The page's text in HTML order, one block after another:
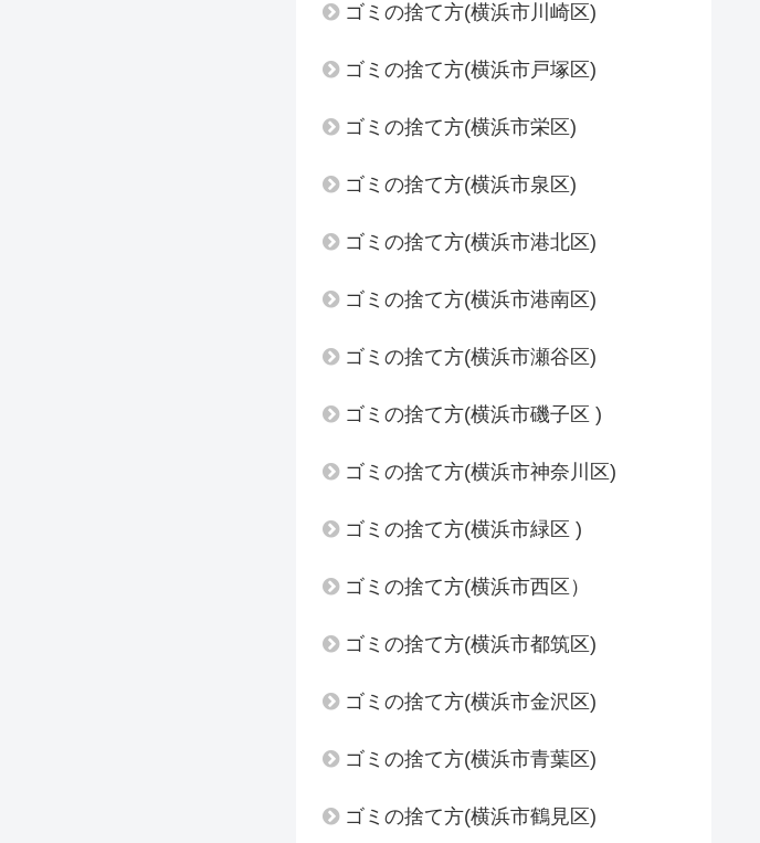
ゴミの捨て方(横浜市川崎区)
ゴミの捨て方(横浜市戸塚区)
ゴミの捨て方(横浜市栄区)
ゴミの捨て方(横浜市泉区)
ゴミの捨て方(横浜市港北区)
ゴミの捨て方(横浜市港南区)
ゴミの捨て方(横浜市瀬谷区)
ゴミの捨て方(横浜市磯子区 )
ゴミの捨て方(横浜市神奈川区)
ゴミの捨て方(横浜市緑区 )
ゴミの捨て方(横浜市西区）
ゴミの捨て方(横浜市都筑区)
ゴミの捨て方(横浜市金沢区)
ゴミの捨て方(横浜市青葉区)
ゴミの捨て方(横浜市鶴見区)